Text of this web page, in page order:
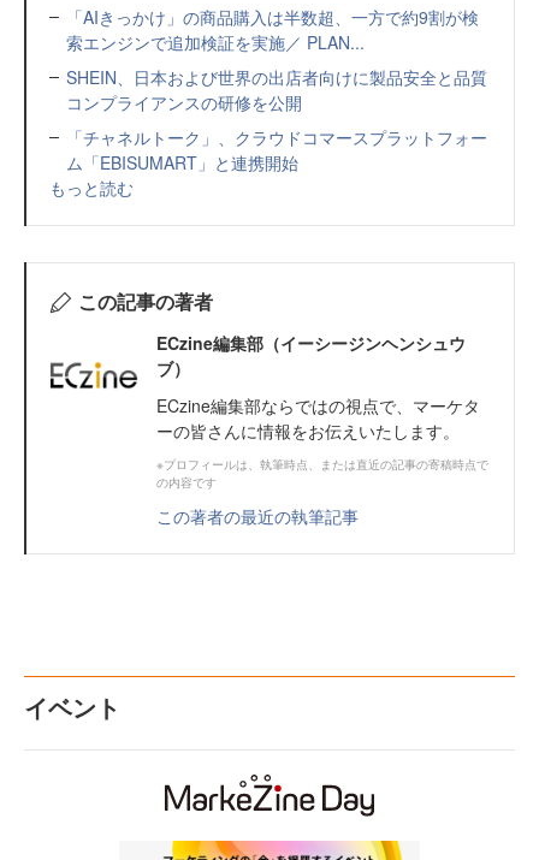
「AIきっかけ」の商品購入は半数超、一方で約9割が検
索エンジンで追加検証を実施／ PLAN...
SHEIN、日本および世界の出店者向けに製品安全と品質
コンプライアンスの研修を公開
「チャネルトーク」、クラウドコマースプラットフォー
ム「EBISUMART」と連携開始
もっと読む
この記事の著者
ECzine編集部（イーシージンヘンシュウ
ブ）
ECzine編集部ならではの視点で、マーケタ
ーの皆さんに情報をお伝えいたします。
※プロフィールは、執筆時点、または直近の記事の寄稿時点で
の内容です
この著者の最近の執筆記事
イベント